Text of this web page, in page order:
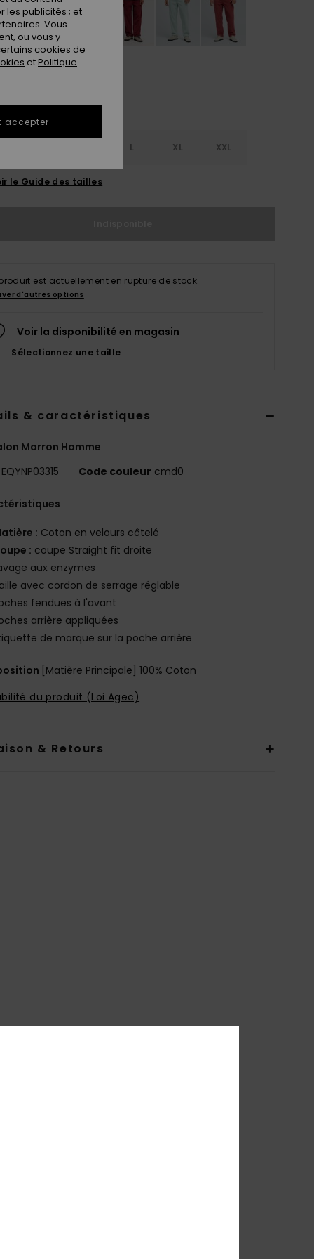
L XL XXL
le Guide des tailles
est actuellement en rupture de stock.
d'autres options
Voir la disponibilité en magasin
Sélectionnez une taille
& caractéristiques
Marron Homme
EQYNP03315 Code couleur cmd0
: Coton en velours côtelé
: coupe Straight fit droite
aux enzymes
avec cordon de serrage réglable
fendues à l'avant
arrière appliquées
de marque sur la poche arrière
[Matière Principale] 100% Coton
du produit (Loi Agec)
& Retours
les publicités ; et
Vous
ou vous y
cookies de
etPolitique
accepter